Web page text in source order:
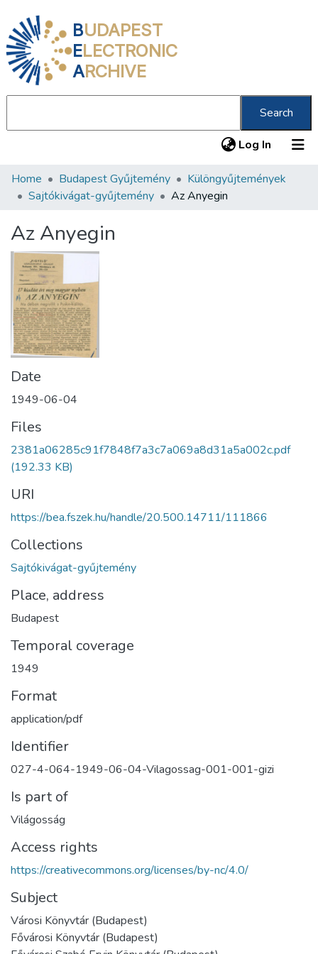
BUDAPEST
ELECTRONIC
ARCHIVE
Search
Log In (current)
Communities & Collections
Statistics
About us
Home Budapest Gyűjtemény
Különgyűjtemények
Sajtókivágat-gyűjtemény
Az Anyegin
Az Anyegin
Date
1949-06-04
Files
2381a06285c91f7848f7a3c7a069a8d31a5a002c.pdf
(192.33 KB)
URI
https://bea.fszek.hu/handle/20.500.14711/111866
Collections
Sajtókivágat-gyűjtemény
Place, address
Budapest
Temporal coverage
1949
Format
application/pdf
Identifier
027-4-064-1949-06-04-Vilagossag-001-001-gizi
Is part of
Világosság
Access rights
https://creativecommons.org/licenses/by-nc/4.0/
Subject
Városi Könyvtár (Budapest)
Fővárosi Könyvtár (Budapest)